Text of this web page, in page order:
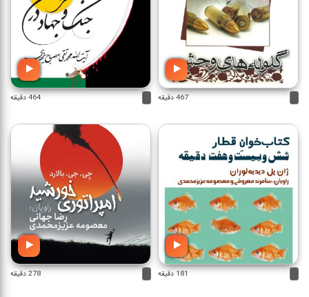
467 دقیقه 464 دقیقه
181 دقیقه 278 دقیقه